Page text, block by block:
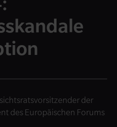
der
des Europäischen Forums